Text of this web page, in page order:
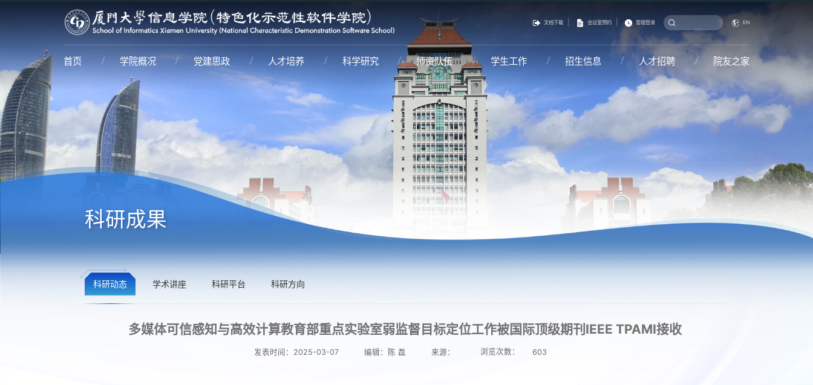
文档下载 会议室预约 管理登录 EN
首页 学院概况 党建思政 人才培养 科学研究 师资队伍 学生工作 招生信息 人才招聘 院友之家
科研成果
科研动态 学术讲座 科研平台 科研方向
多媒体可信感知与高效计算教育部重点实验室弱监督目标定位工作被国际顶级期刊IEEE TPAMI接收 ​
发表时间：2025-03-07 编辑：陈 磊 来源： 浏览次数： 603